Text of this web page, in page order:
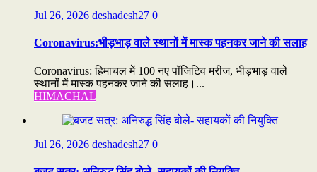
Jul 26, 2026 deshadesh27 0
Coronavirus:भीड़भाड़ वाले स्थानों में मास्क पहनकर जाने की सलाह
Coronavirus: हिमाचल में 100 नए पॉजिटिव मरीज, भीड़भाड़ वाले
स्थानों में मास्क पहनकर जाने की सलाह।...
HIMACHAL
Jul 26, 2026 deshadesh27 0